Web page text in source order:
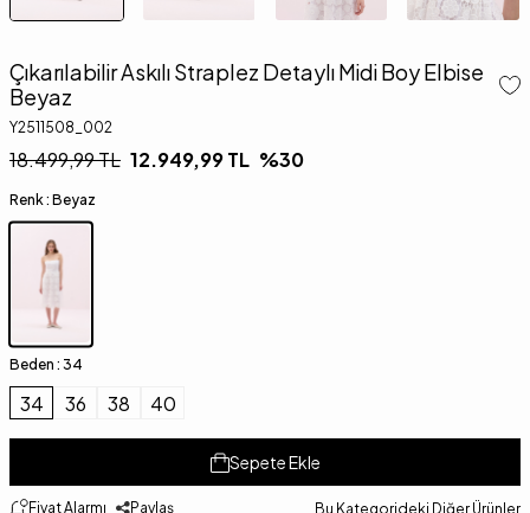
Çıkarılabilir Askılı Straplez Detaylı Midi Boy Elbise
Beyaz
Y2511508_002
18.499,99TL 12.949,99TL %30
Renk : Beyaz
Beden : 34
34 36 38 40
Sepete Ekle
Fiyat Alarmı Paylaş Bu Kategorideki Diğer Ürünler